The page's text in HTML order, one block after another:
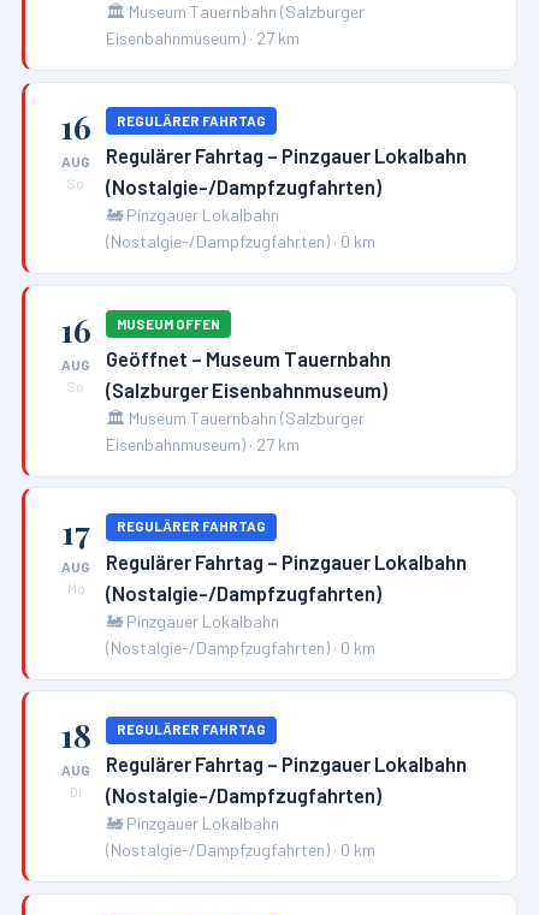
🏛️ Museum Tauernbahn (Salzburger
Eisenbahnmuseum) · 27 km
16
AUG
So
REGULÄRER FAHRTAG
Regulärer Fahrtag – Pinzgauer Lokalbahn
(Nostalgie-/Dampfzugfahrten)
🚂 Pinzgauer Lokalbahn
(Nostalgie-/Dampfzugfahrten) · 0 km
16
AUG
So
MUSEUM OFFEN
Geöffnet – Museum Tauernbahn
(Salzburger Eisenbahnmuseum)
🏛️ Museum Tauernbahn (Salzburger
Eisenbahnmuseum) · 27 km
17
AUG
Mo
REGULÄRER FAHRTAG
Regulärer Fahrtag – Pinzgauer Lokalbahn
(Nostalgie-/Dampfzugfahrten)
🚂 Pinzgauer Lokalbahn
(Nostalgie-/Dampfzugfahrten) · 0 km
18
AUG
Di
REGULÄRER FAHRTAG
Regulärer Fahrtag – Pinzgauer Lokalbahn
(Nostalgie-/Dampfzugfahrten)
🚂 Pinzgauer Lokalbahn
(Nostalgie-/Dampfzugfahrten) · 0 km